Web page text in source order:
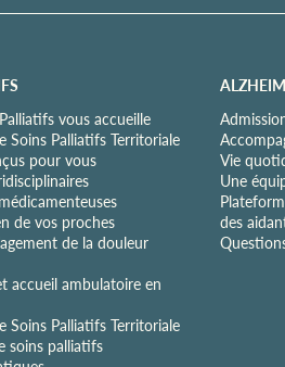
vous accueille
Soins Palliatifs Territoriale
pour vous
de vos proches
de la douleur
accueil ambulatoire en
Soins Palliatifs Territoriale
soins palliatifs
Vie
Une
des